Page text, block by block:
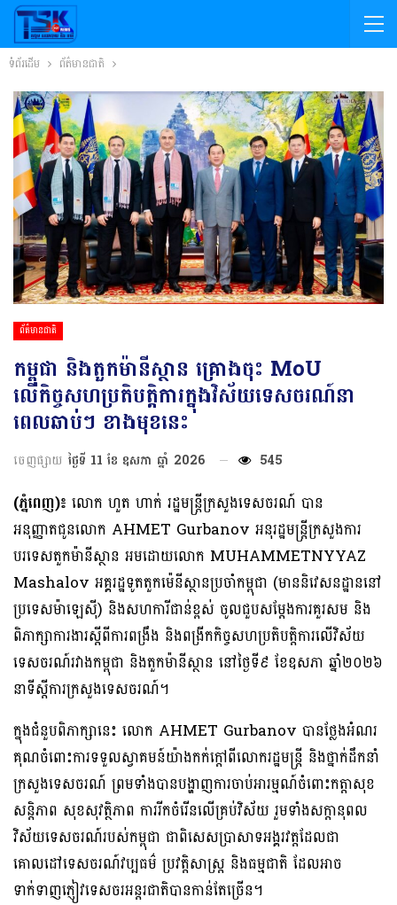
ទំព័រដើម ព័ត៌មានជាតិ
ព័ត៌មានជាតិ
កម្ពុជា និងតួកម៉ានីស្ថាន គ្រោងចុះ MoU
លើកិច្ចសហប្រតិបត្តិការក្នុងវិស័យទេសចរណ៍នា
ពេលឆាប់ៗ ខាងមុខនេះ
ចេញផ្សាយ ថ្ងៃទី 11 ខែ ឧសភា ឆ្នាំ 2026 545
(ភ្នំពេញ)៖ លោក ហួត ហាក់ រដ្ឋមន្ត្រីក្រសួងទេសចរណ៍ បាន
អនុញ្ញាតជូនលោក AHMET Gurbanov អនុរដ្ឋមន្ត្រីក្រសួងការ
បរទេសតួកម៉ានីស្ថាន អមដោយលោក MUHAMMETNYYAZ
Mashalov អគ្គរដ្ឋទូតតួកម៉េនីស្ថានប្រចាំកម្ពុជា (មាននិវេសនដ្ឋាននៅ
ប្រទេសម៉ាឡេស៊ី) និងសហការីជាន់ខ្ពស់ ចូលជួបសម្តែងការគួរសម និង
ពិភាក្សាការងារស្តីពីការពង្រឹង និងពង្រីកកិច្ចសហប្រតិបត្តិការលើវិស័យ
ទេសចរណ៍រវាងកម្ពុជា និងតួកម៉ានីស្ថាន នៅថ្ងៃទី៩ ខែឧសភា ឆ្នាំ២០២៦
នាទីស្តីការក្រសួងទេសចរណ៍។
ក្នុងជំនួបពិភាក្សានេះ លោក AHMET Gurbanov បានថ្លែងអំណរ
គុណចំពោះការទទួលស្វាគមន៍យ៉ាងកក់ក្តៅពីលោករដ្ឋមន្រ្តី និងថ្នាក់ដឹកនាំ
ក្រសួងទេសចរណ៍ ព្រមទាំងបានបង្ហាញការចាប់អារម្មណ៍ចំពោះកត្តាសុខ
សន្តិភាព សុខសុវត្ថិភាព ការរីកចំរើនលើគ្រប់វិស័យ រួមទាំងសក្តានុពល
វិស័យទេសចរណ៍របស់កម្ពុជា ជាពិសេសប្រាសាទអង្គរវត្តដែលជា
គោលដៅទេសចរណ៍វប្បធម៌ ប្រវត្តិសាស្ត្រ និងធម្មជាតិ ដែលអាច
ទាក់ទាញភ្ញៀវទេសចរអន្តរជាតិបានកាន់តែច្រើន។